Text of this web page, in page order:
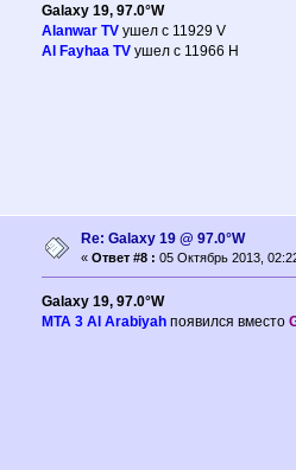
Galaxy 19, 97.0°W
Alanwar TV ушeл с 11929 V
Al Fayhaa TV ушeл с 11966 H
Re: Galaxy 19 @ 97.0°W
« Ответ #8 : 05 Октябрь 2013,
Galaxy 19, 97.0°W
MTA 3 Al Arabiyah появился вместо